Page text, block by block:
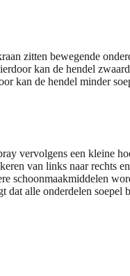
zitten bewegende
kan de hendel
kan de hendel minder
vervolgens een kleine
van links naar rechts
schoonmaakmiddelen
dat alle onderdelen soepel